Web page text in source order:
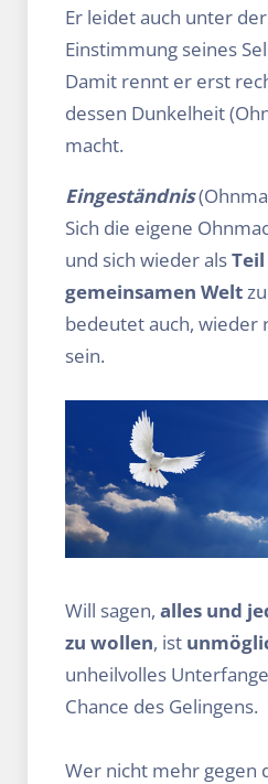
Er leidet auch unter
Einstimmung seines
Damit rennt er erst
dessen Dunkelheit
macht.
Eingeständnis
Sich die eigene
und sich wieder als
gemeinsamen Welt
bedeutet auch, wieder
sein.
Will sagen, alles und
zu wollen, ist
unheilvolles
Chance des Gelingens.
Wer nicht mehr gegen